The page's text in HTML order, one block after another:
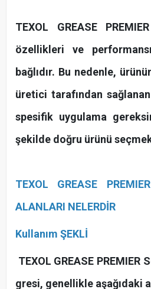
TEXOL GREASE
özellikleri ve
bağlıdır. Bu nedenle,
üretici tarafından
spesifik uygulama
şekilde doğru ürünü
TEXOL GREASE
ALANLARI NELERDİR
Kullanım ŞEKLİ
TEXOL GREASE PREMIER
gresi, genellikle aşağıdaki